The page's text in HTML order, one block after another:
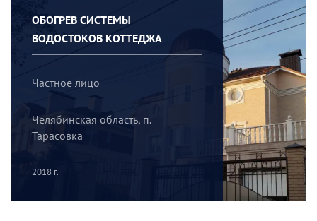
ОБОГРЕВ СИСТЕМЫ
ВОДОСТОКОВ КОТТЕДЖА
Частное лицо
Челябинская область, п.
Тарасовка
2018 г.